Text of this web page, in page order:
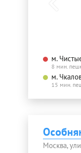
м.
8 мин.
м.
15 мин.
Москва,